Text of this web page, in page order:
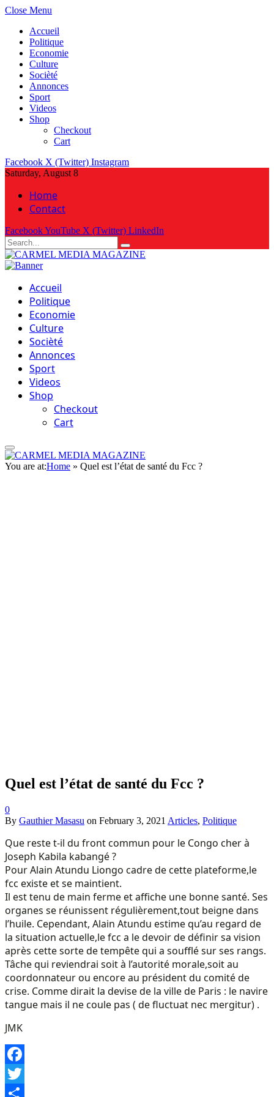
Close Menu
Accueil
Politique
Economie
Culture
Socièté
Annonces
Sport
Videos
Shop
Checkout
Cart
Facebook X (Twitter) Instagram
Saturday, August 8
Home
Contact
FacebookYouTube X (Twitter) LinkedIn
Accueil
Politique
Economie
Culture
Socièté
Annonces
Sport
Videos
Shop
Checkout
Cart
You are at:Home » Quel est l’état de santé du Fcc ?
Quel est l’état de santé du Fcc ?
0
By Gauthier Masasu on February 3, 2021 Articles, Politique
Que reste t-il du front commun pour le Congo cher à
Joseph Kabila kabangé ?
Pour Alain Atundu Liongo cadre de cette plateforme,le
fcc existe et se maintient.
Il est tenu de main ferme et affiche une bonne santé. Ses
organes se réunissent régulièrement,tout beigne dans
l’huile. Cependant, Alain Atundu estime qu’au regard de
la situation actuelle,le fcc a le devoir de définir sa vision
après cette sorte de tempête qui a soufflé sur ses rangs.
Tâche qui reviendrai soit à l’autorité morale,soit au
coordonnateur ou encore au président du comité de
crise. Comme dirait la devise de la ville de Paris : le navire
tangue mais il ne coule pas ( de fluctuat nec mergitur) .
JMK
Facebook
Twitter